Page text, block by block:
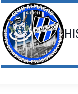
Saltar
al
contenido